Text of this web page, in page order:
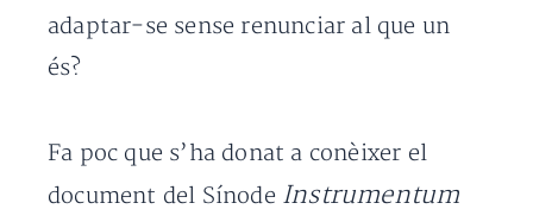
adaptar-se sense renunciar al que un
és?
Fa poc que s’ha donat a conèixer el
document del Sínode Instrumentum